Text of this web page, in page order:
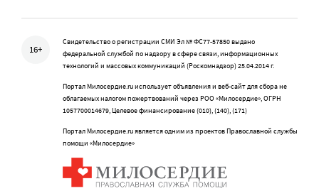
16+
Свидетельство о регистрации СМИ Эл № ФС77-57850 выдано
федеральной службой по надзору в сфере связи, информационных
технологий и массовых коммуникаций (Роскомнадзор) 25.04.2014 г.
Портал Милосердие.ru использует объявления и веб-сайт для сбора не
облагаемых налогом пожертвований через РОО «Милосердие», ОГРН
1057700014679, Целевое финансирование (010), (140), (171)
Портал Милосердие.ru является одним из проектов Православной службы
помощи «Милосердие»